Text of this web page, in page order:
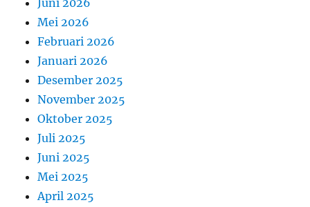
Juni 2026
Mei 2026
Februari 2026
Januari 2026
Desember 2025
November 2025
Oktober 2025
Juli 2025
Juni 2025
Mei 2025
April 2025